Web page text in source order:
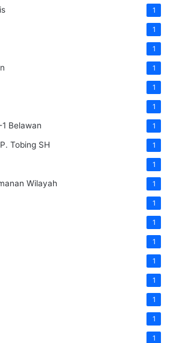
1
1
1
1
1
1
Belawan 1
Tobing SH 1
1
Wilayah 1
1
1
1
1
1
1
1
1